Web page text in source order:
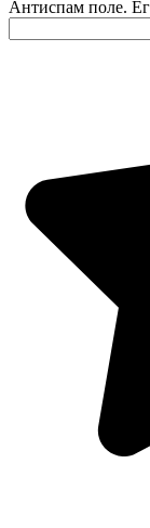
Антиспам поле.